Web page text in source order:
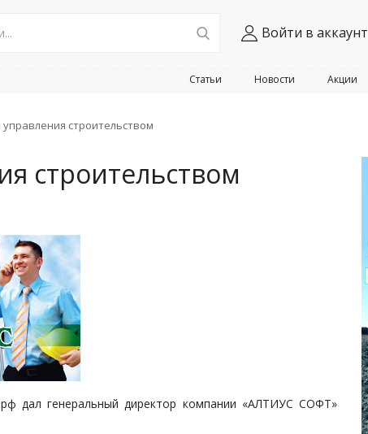
Войти в аккаунт
Акции
Новости
Статьи
строительством
строительством
дал генеральный директор компании «АЛТИУС СОФТ»